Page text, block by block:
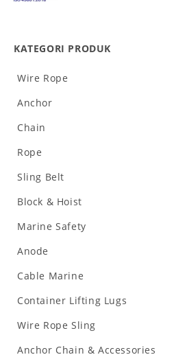
KATEGORI PRODUK
Wire Rope
Anchor
Chain
Rope
Sling Belt
Block & Hoist
Marine Safety
Anode
Cable Marine
Container Lifting Lugs
Wire Rope Sling
Anchor Chain & Accessories